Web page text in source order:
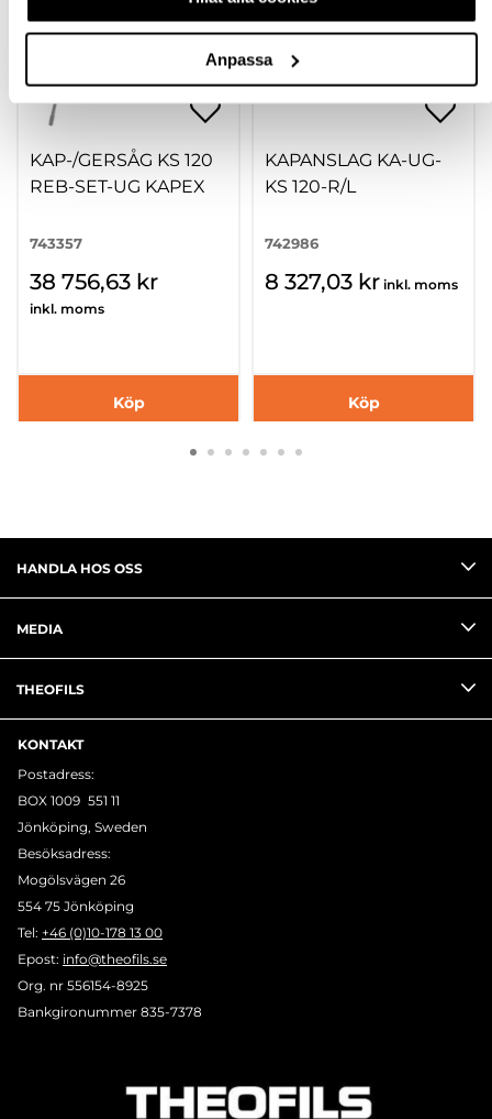
Anpassa
KAP-/GERSÅG KS 120
REB-SET-UG KAPEX
743357
38 756,63 kr
inkl. moms
Köp
KAPANSLAG KA-UG-
KS 120-R/L
742986
8 327,03 kr inkl. moms
Köp
HANDLA HOS OSS
MEDIA
THEOFILS
KONTAKT
Postadress:
BOX 1009 551 11
Jönköping, Sweden
Besöksadress:
Mogölsvägen 26
554 75 Jönköping
Tel: +46 (0)10-178 13 00
Epost: info@theofils.se
Org. nr 556154-8925
Bankgironummer 835-7378